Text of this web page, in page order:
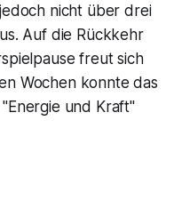
nicht über drei
Auf die Rückkehr
freut sich
Wochen konnte das
und Kraft"